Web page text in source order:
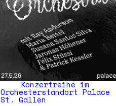
Konzertreihe im
Orchesterstandort Palace
St. Gallen